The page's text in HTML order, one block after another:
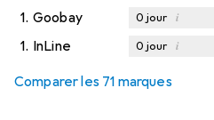
1. Goobay 0 jour i
1. InLine 0 jour i
Comparer les 71 marques